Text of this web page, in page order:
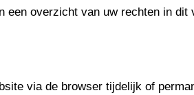
een overzicht van uw rechten in dit
via de browser tijdelijk of